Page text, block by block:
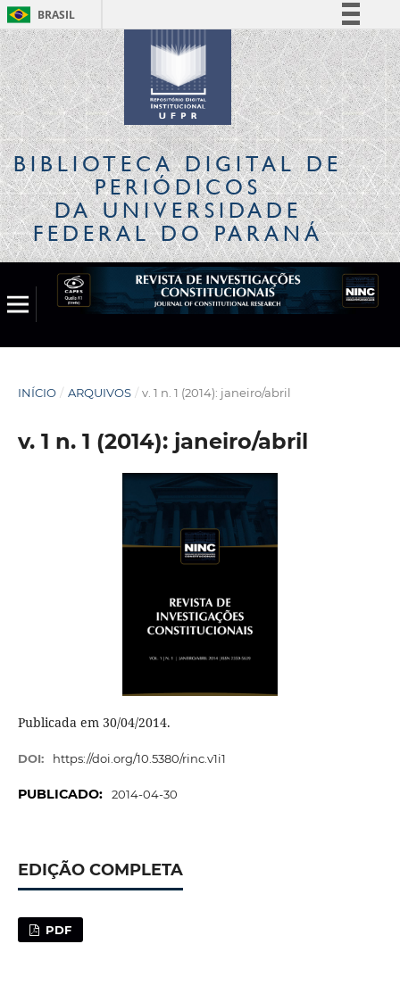
BRASIL
Simplifique!
Comunica BR
Participe
Acesso à informação
Legislação
Canais
BIBLIOTECA DIGITALDE
PERIÓDICOS
DA UNIVERSIDADE
FEDERAL DO PARANÁ
INÍCIO / ARQUIVOS / v. 1 n. 1 (2014): janeiro/abril
v. 1 n. 1 (2014): janeiro/abril
Publicada em 30/04/2014.
DOI: https://doi.org/10.5380/rinc.v1i1
PUBLICADO: 2014-04-30
EDIÇÃO COMPLETA
PDF